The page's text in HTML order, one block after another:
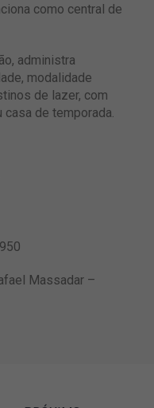
como central de
administra
modalidade
de lazer, com
de temporada.
Massadar –